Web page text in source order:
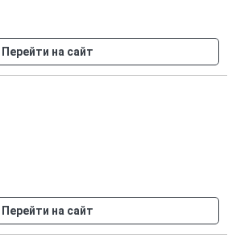
Перейти на сайт
Перейти на сайт